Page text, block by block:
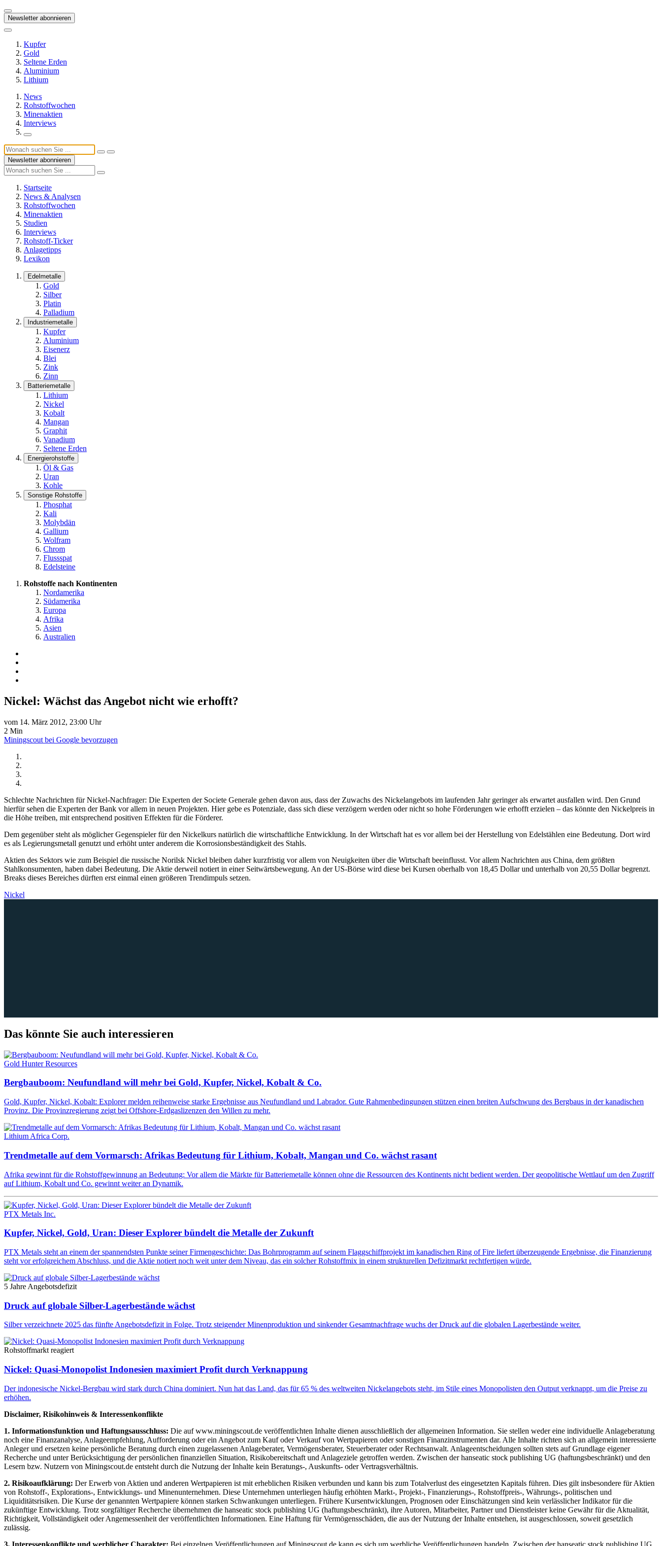
Newsletter abonnieren
Kupfer
Gold
Seltene Erden
Aluminium
Lithium
News
Rohstoffwochen
Minenaktien
Interviews
Newsletter abonnieren
Startseite
News & Analysen
Rohstoffwochen
Minenaktien
Studien
Interviews
Rohstoff-Ticker
Anlagetipps
Lexikon
Edelmetalle
Gold
Silber
Platin
Palladium
Industriemetalle
Kupfer
Aluminium
Eisenerz
Blei
Zink
Zinn
Batteriemetalle
Lithium
Nickel
Kobalt
Mangan
Graphit
Vanadium
Seltene Erden
Energierohstoffe
Öl & Gas
Uran
Kohle
Sonstige Rohstoffe
Phosphat
Kali
Molybdän
Gallium
Wolfram
Chrom
Flussspat
Edelsteine
Rohstoffe nach Kontinenten
Nordamerika
Südamerika
Europa
Afrika
Asien
Australien
Nickel: Wächst das Angebot nicht wie erhofft?
vom 14. März 2012, 23:00 Uhr
2 Min
Miningscout bei Google bevorzugen
Schlechte Nachrichten für Nickel-Nachfrager: Die Experten der Societe Generale gehen davon aus, dass der Zuwachs des Nickelangebots im laufenden Jahr geringer als erwartet ausfallen wird. Den Grund
hierfür sehen die Experten der Bank vor allem in neuen Projekten. Hier gebe es Potenziale, dass sich diese verzögern werden oder nicht so hohe Förderungen wie erhofft erzielen – das könnte den Nickelpreis in
die Höhe treiben, mit entsprechend positiven Effekten für die Förderer.
Dem gegenüber steht als möglicher Gegenspieler für den Nickelkurs natürlich die wirtschaftliche Entwicklung. In der Wirtschaft hat es vor allem bei der Herstellung von Edelstählen eine Bedeutung. Dort wird
es als Legierungsmetall genutzt und erhöht unter anderem die Korrosionsbeständigkeit des Stahls.
Aktien des Sektors wie zum Beispiel die russische Norilsk Nickel bleiben daher kurzfristig vor allem von Neuigkeiten über die Wirtschaft beeinflusst. Vor allem Nachrichten aus China, dem größten
Stahlkonsumenten, haben dabei Bedeutung. Die Aktie derweil notiert in einer Seitwärtsbewegung. An der US-Börse wird diese bei Kursen oberhalb von 18,45 Dollar und unterhalb von 20,55 Dollar begrenzt.
Breaks dieses Bereiches dürften erst einmal einen größeren Trendimpuls setzen.
Nickel
Das könnte Sie auch interessieren
Gold Hunter Resources
Bergbauboom: Neufundland will mehr bei Gold, Kupfer, Nickel, Kobalt & Co.
Gold, Kupfer, Nickel, Kobalt: Explorer melden reihenweise starke Ergebnisse aus Neufundland und Labrador. Gute Rahmenbedingungen stützen einen breiten Aufschwung des Bergbaus in der kanadischen
Provinz. Die Provinzregierung zeigt bei Offshore-Erdgaslizenzen den Willen zu mehr.
Lithium Africa Corp.
Trendmetalle auf dem Vormarsch: Afrikas Bedeutung für Lithium, Kobalt, Mangan und Co. wächst rasant
Afrika gewinnt für die Rohstoffgewinnung an Bedeutung: Vor allem die Märkte für Batteriemetalle können ohne die Ressourcen des Kontinents nicht bedient werden. Der geopolitische Wettlauf um den Zugriff
auf Lithium, Kobalt und Co. gewinnt weiter an Dynamik.
PTX Metals Inc.
Kupfer, Nickel, Gold, Uran: Dieser Explorer bündelt die Metalle der Zukunft
PTX Metals steht an einem der spannendsten Punkte seiner Firmengeschichte: Das Bohrprogramm auf seinem Flaggschiffprojekt im kanadischen Ring of Fire liefert überzeugende Ergebnisse, die Finanzierung
steht vor erfolgreichem Abschluss, und die Aktie notiert noch weit unter dem Niveau, das ein solcher Rohstoffmix in einem strukturellen Defizitmarkt rechtfertigen würde.
5 Jahre Angebotsdefizit
Druck auf globale Silber-Lagerbestände wächst
Silber verzeichnete 2025 das fünfte Angebotsdefizit in Folge. Trotz steigender Minenproduktion und sinkender Gesamtnachfrage wuchs der Druck auf die globalen Lagerbestände weiter.
Rohstoffmarkt reagiert
Nickel: Quasi-Monopolist Indonesien maximiert Profit durch Verknappung
Der indonesische Nickel-Bergbau wird stark durch China dominiert. Nun hat das Land, das für 65 % des weltweiten Nickelangebots steht, im Stile eines Monopolisten den Output verknappt, um die Preise zu
erhöhen.
Disclaimer, Risikohinweis & Interessenkonflikte
1. Informationsfunktion und Haftungsausschluss: Die auf www.miningscout.de veröffentlichten Inhalte dienen ausschließlich der allgemeinen Information. Sie stellen weder eine individuelle Anlageberatung
noch eine Finanzanalyse, Anlageempfehlung, Aufforderung oder ein Angebot zum Kauf oder Verkauf von Wertpapieren oder sonstigen Finanzinstrumenten dar. Alle Inhalte richten sich an allgemein interessierte
Anleger und ersetzen keine persönliche Beratung durch einen zugelassenen Anlageberater, Vermögensberater, Steuerberater oder Rechtsanwalt. Anlageentscheidungen sollten stets auf Grundlage eigener
Recherche und unter Berücksichtigung der persönlichen finanziellen Situation, Risikobereitschaft und Anlageziele getroffen werden. Zwischen der hanseatic stock publishing UG (haftungsbeschränkt) und den
Lesern bzw. Nutzern von Miningscout.de entsteht durch die Nutzung der Inhalte kein Beratungs-, Auskunfts- oder Vertragsverhältnis.
2. Risikoaufklärung: Der Erwerb von Aktien und anderen Wertpapieren ist mit erheblichen Risiken verbunden und kann bis zum Totalverlust des eingesetzten Kapitals führen. Dies gilt insbesondere für Aktien
von Rohstoff-, Explorations-, Entwicklungs- und Minenunternehmen. Diese Unternehmen unterliegen häufig erhöhten Markt-, Projekt-, Finanzierungs-, Rohstoffpreis-, Währungs-, politischen und
Liquiditätsrisiken. Die Kurse der genannten Wertpapiere können starken Schwankungen unterliegen. Frühere Kursentwicklungen, Prognosen oder Einschätzungen sind kein verlässlicher Indikator für die
zukünftige Entwicklung. Trotz sorgfältiger Recherche übernehmen die hanseatic stock publishing UG (haftungsbeschränkt), ihre Autoren, Mitarbeiter, Partner und Dienstleister keine Gewähr für die Aktualität,
Richtigkeit, Vollständigkeit oder Angemessenheit der veröffentlichten Informationen. Eine Haftung für Vermögensschäden, die aus der Nutzung der Inhalte entstehen, ist ausgeschlossen, soweit gesetzlich
zulässig.
3. Interessenkonflikte und werblicher Charakter: Bei einzelnen Veröffentlichungen auf Miningscout.de kann es sich um werbliche Veröffentlichungen handeln. Zwischen der hanseatic stock publishing UG